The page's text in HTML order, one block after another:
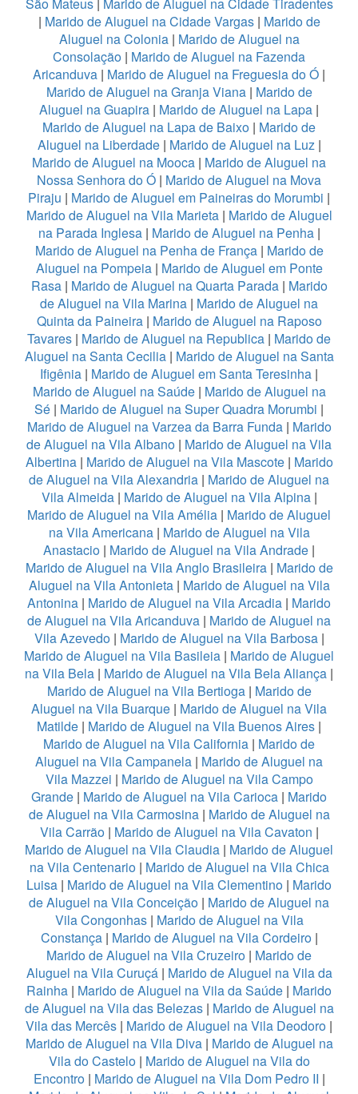
| Marido de Aluguel na Cidade Vargas | Marido de
Aluguel na Colonia| Marido de Aluguel na
Consolação | Marido de Aluguel na Fazenda
Aricanduva | Marido de Aluguel na Freguesia do Ó |
Marido de Aluguel na Granja Viana| Marido de
Aluguel na Guapira | Marido de Aluguel na Lapa |
Marido de Aluguel na Lapa de Baixo | Marido de
Aluguel na Liberdade | Marido de Aluguel na Luz|
Marido de Aluguel na Mooca | Marido de Aluguel na
Nossa Senhora do Ó | Marido de Aluguel na Mova
Piraju | Marido de Aluguel em Paineiras do Morumbi |
Marido de Aluguel na Vila Marieta| Marido de Aluguel
na Parada Inglesa | Marido de Aluguel na Penha|
Marido de Aluguel na Penha de França | Marido de
Aluguel na Pompeia| Marido de Aluguel em Ponte
Rasa| Marido de Aluguel na Quarta Parada| Marido
de Aluguel na Vila Marina | Marido de Aluguel na
Quinta da Paineira| Marido de Aluguel na Raposo
Tavares | Marido de Aluguel na Republica | Marido de
Aluguel na Santa Cecilia| Marido de Aluguel na Santa
Ifigênia | Marido de Aluguel em Santa Teresinha |
Marido de Aluguel na Saúde| Marido de Aluguel na
Sé | Marido de Aluguel na Super Quadra Morumbi |
Marido de Aluguel na Varzea da Barra Funda| Marido
de Aluguel na Vila Albano | Marido de Aluguel na Vila
Albertina| Marido de Aluguel na Vila Mascote| Marido
de Aluguel na Vila Alexandria | Marido de Aluguel na
Vila Almeida | Marido de Aluguel na Vila Alpina |
Marido de Aluguel na Vila Amélia | Marido de Aluguel
na Vila Americana| Marido de Aluguel na Vila
Anastacio | Marido de Aluguel na Vila Andrade |
Marido de Aluguel na Vila Anglo Brasileira| Marido de
Aluguel na Vila Antonieta| Marido de Aluguel na Vila
Antonina | Marido de Aluguel na Vila Arcadia | Marido
de Aluguel na Vila Aricanduva | Marido de Aluguel na
Vila Azevedo| Marido de Aluguel na Vila Barbosa|
Marido de Aluguel na Vila Basileia | Marido de Aluguel
na Vila Bela | Marido de Aluguel na Vila Bela Aliança |
Marido de Aluguel na Vila Bertioga| Marido de
Aluguel na Vila Buarque | Marido de Aluguel na Vila
Matilde | Marido de Aluguel na Vila Buenos Aires |
Marido de Aluguel na Vila California | Marido de
Aluguel na Vila Campanela | Marido de Aluguel na
Vila Mazzei | Marido de Aluguel na Vila Campo
Grande | Marido de Aluguel na Vila Carioca | Marido
de Aluguel na Vila Carmosina| Marido de Aluguel na
Vila Carrão| Marido de Aluguel na Vila Cavaton |
Marido de Aluguel na Vila Claudia | Marido de Aluguel
na Vila Centenario| Marido de Aluguel na Vila Chica
Luisa | Marido de Aluguel na Vila Clementino | Marido
de Aluguel na Vila Conceição | Marido de Aluguel na
Vila Congonhas| Marido de Aluguel na Vila
Constança| Marido de Aluguel na Vila Cordeiro|
Marido de Aluguel na Vila Cruzeiro | Marido de
Aluguel na Vila Curuçá | Marido de Aluguel na Vila da
Rainha | Marido de Aluguel na Vila da Saúde | Marido
de Aluguel na Vila das Belezas| Marido de Aluguel na
Vila das Mercês | Marido de Aluguel na Vila Deodoro |
Marido de Aluguel na Vila Diva| Marido de Aluguel na
Vila do Castelo| Marido de Aluguel na Vila do
Encontro| Marido de Aluguel na Vila Dom Pedro II |